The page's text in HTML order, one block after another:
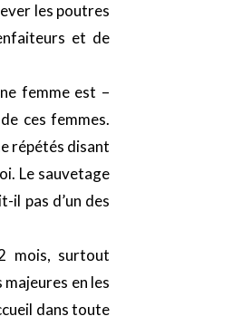
les poutres
et de
femme est –
ces femmes.
répétés disant
Le sauvetage
il pas d’un des
mois, surtout
en les
dans toute